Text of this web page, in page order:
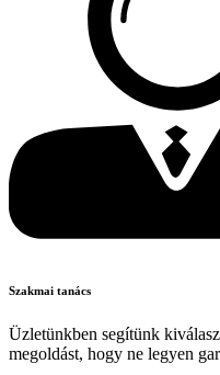
Szakmai tanács
Üzletünkben segítünk
megoldást, hogy ne legyen